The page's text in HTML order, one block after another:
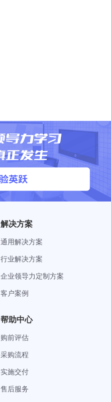
解决方案
通用解决方案
行业解决方案
企业领导力定制方案
客户案例
帮助中心
购前评估
采购流程
实施交付
售后服务